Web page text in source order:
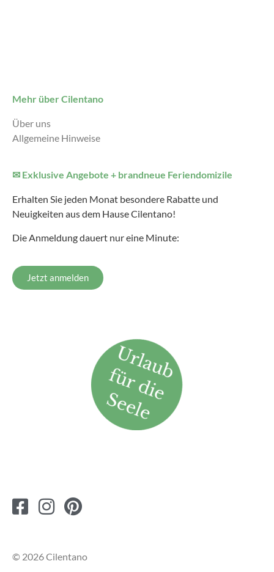
Mehr über Cilentano
Über uns
Allgemeine Hinweise
✉ Exklusive Angebote + brandneue Feriendomizile
Erhalten Sie jeden Monat besondere Rabatte und
Neuigkeiten aus dem Hause Cilentano!
Die Anmeldung dauert nur eine Minute:
Jetzt anmelden
© 2026 Cilentano